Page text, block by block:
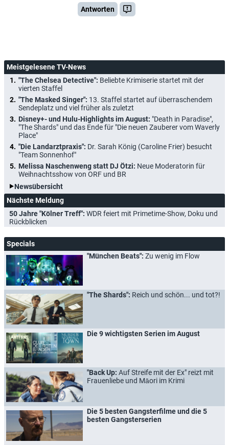
Antworten
Meistgelesene TV-News
"The Chelsea Detective": Beliebte Krimiserie startet mit der
vierten Staffel
"The Masked Singer": 13. Staffel startet auf überraschendem
Sendeplatz und viel früher als zuletzt
Disney+- und Hulu-Highlights im August: "Death in Paradise",
"The Shards" und das Ende für "Die neuen Zauberer vom Waverly
Place"
"Die Landarztpraxis": Dr. Sarah König (Caroline Frier) besucht
"Team Sonnenhof"
Melissa Naschenweng statt DJ Ötzi: Neue Moderatorin für
Weihnachtsshow von ORF und BR
Newsübersicht
Nächste Meldung
50 Jahre "Kölner Treff": WDR feiert mit Primetime-Show, Doku und
Rückblicken
Specials
"München Beats": Zu wenig im Flow
"The Shards": Reich und schön... und tot?!
Die 9 wichtigsten Serien im August
"Back Up: Auf Streife mit der Ex" reizt mit
Frauenliebe und Māori im Krimi
Die 5 besten Gangsterfilme und die 5
besten Gangsterserien